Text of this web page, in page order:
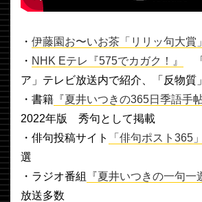
・ 伊藤園お〜いお茶「リリッ句大賞」
・ NHK Eテレ『575でカガク！』
ア」テレビ放送内で紹介、「反物質
・書籍 『夏井いつきの365日季語手
2022年版 秀句として掲載
・俳句投稿サイト
「俳句ポスト365」
選
・ラジオ番組
『夏井いつきの一句一
放送多数